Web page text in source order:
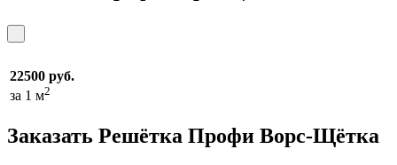
22500 руб.
за 1 м2
Заказать Решётка Профи Ворс-Щётка